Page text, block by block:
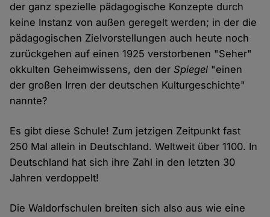
der ganz spezielle pädagogische Konzepte durch
keine Instanz von außen geregelt werden; in der die
pädagogischen Zielvorstellungen auch heute noch
zurückgehen auf einen 1925 verstorbenen "Seher"
okkulten Geheimwissens, den derSpiegel "einen
der großen Irren der deutschen Kulturgeschichte"
nannte?
Es gibt diese Schule! Zum jetzigen Zeitpunkt fast
250 Mal allein in Deutschland. Weltweit über 1100. In
Deutschland hat sich ihre Zahl in den letzten 30
Jahren verdoppelt!
Die Waldorfschulen breiten sich also aus wie eine